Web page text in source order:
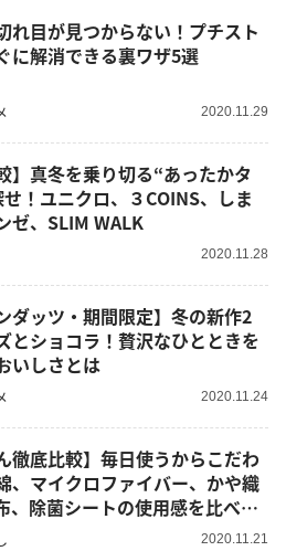
れ目が見つからない！プチスト
に解消できる裏ワザ5選
2020.11.29
】真冬を乗り切る“あったかタ
！ユニクロ、３COINS、しま
ゼ、SLIM WALK
2020.11.28
ダッツ・期間限定】冬の新作2
とショコラ！贅沢なひとときを
いしさとは
2020.11.24
徹底比較】毎日使うからこだわ
、マイクロファイバー、かや織
、除菌シートの使用感を比べて
2020.11.21